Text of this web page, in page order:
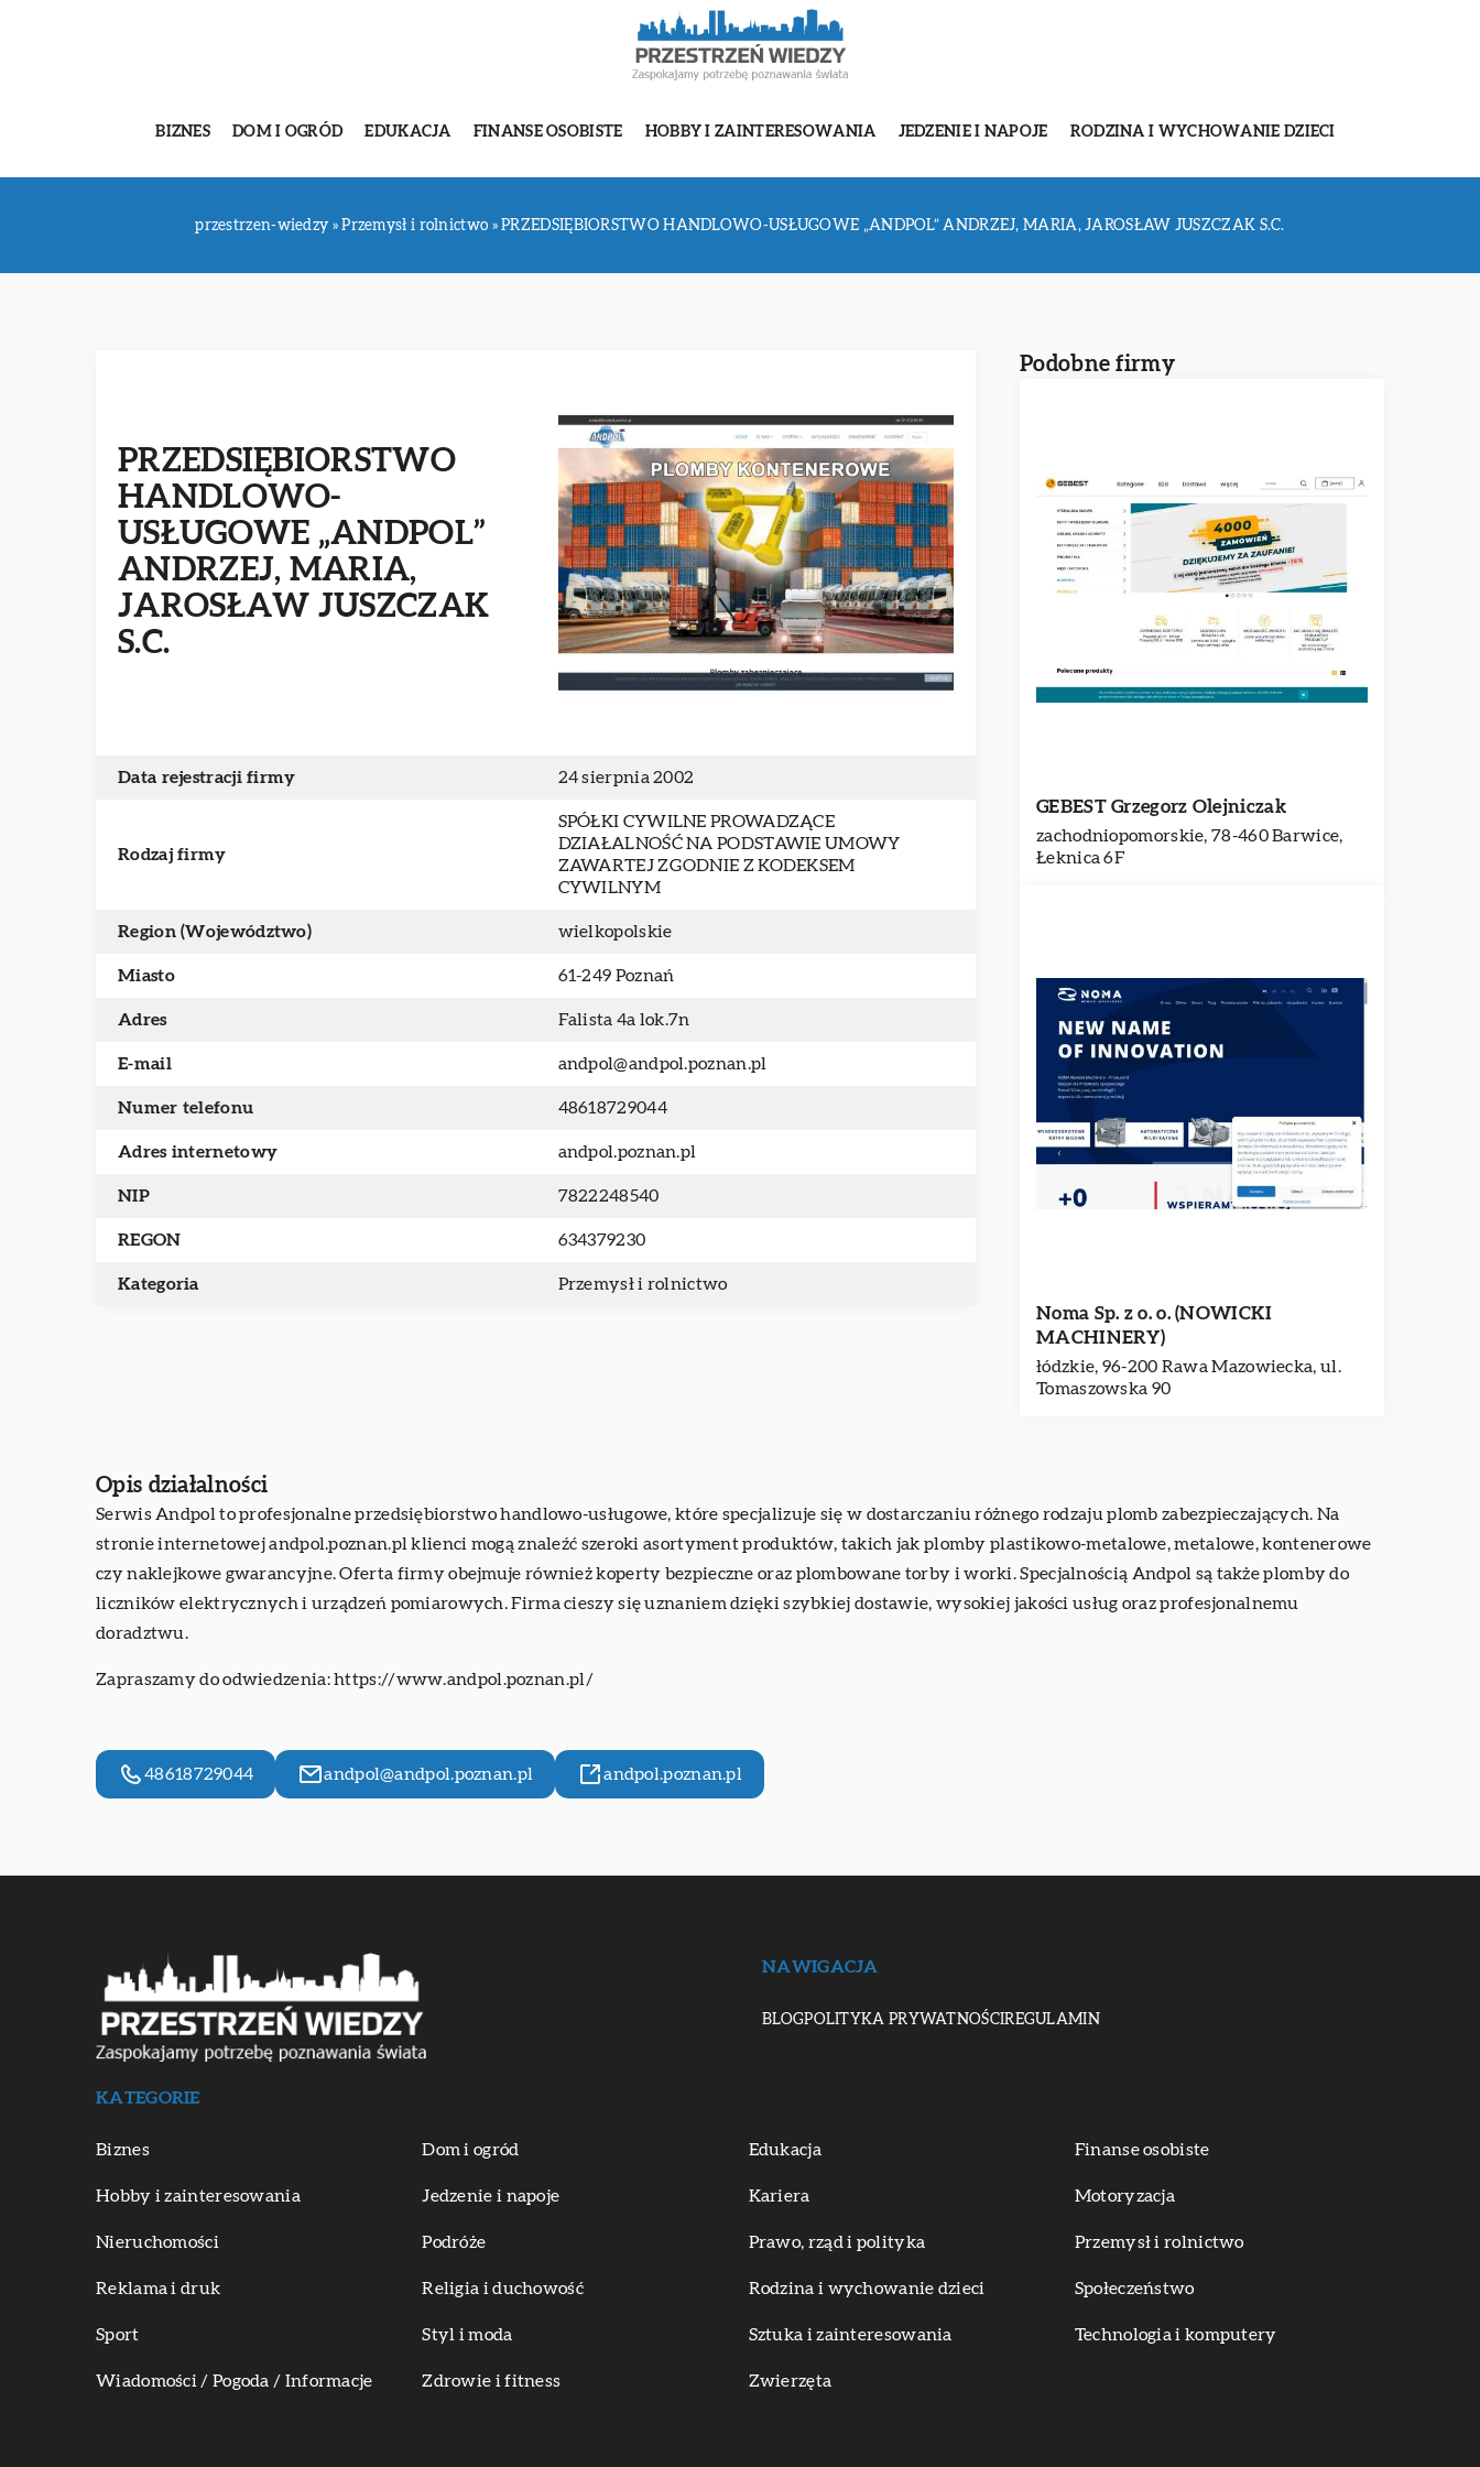
BIZNES DOM I OGRÓD EDUKACJA FINANSE OSOBISTE HOBBY I ZAINTERESOWANIA JEDZENIE I NAPOJE RODZINA I WYCHOWANIE DZIECI
przestrzen-wiedzy »Przemysł i rolnictwo »PRZEDSIĘBIORSTWO HANDLOWO-USŁUGOWE „ANDPOL” ANDRZEJ, MARIA, JAROSŁAW JUSZCZAK S.C.
PRZEDSIĘBIORSTWO
HANDLOWO-
USŁUGOWE „ANDPOL”
ANDRZEJ, MARIA,
JAROSŁAW JUSZCZAK
S.C.
Data rejestracji firmy 24 sierpnia 2002
Rodzaj firmy
SPÓŁKI CYWILNE PROWADZĄCE
DZIAŁALNOŚĆ NA PODSTAWIE UMOWY
ZAWARTEJ ZGODNIE Z KODEKSEM
CYWILNYM
Region (Województwo) wielkopolskie
Miasto 61-249 Poznań
Adres Falista 4a lok.7n
E-mail andpol@andpol.poznan.pl
Numer telefonu 48618729044
Adres internetowy andpol.poznan.pl
NIP 7822248540
REGON 634379230
Kategoria Przemysł i rolnictwo
Podobne firmy
GEBEST Grzegorz Olejniczak
zachodniopomorskie, 78-460 Barwice,
Łeknica 6F
Noma Sp. z o. o. (NOWICKI
MACHINERY)
łódzkie, 96-200 Rawa Mazowiecka, ul.
Tomaszowska 90
Opis działalności
Serwis Andpol to profesjonalne przedsiębiorstwo handlowo-usługowe, które specjalizuje się w dostarczaniu różnego rodzaju plomb zabezpieczających. Na
stronie internetowej andpol.poznan.pl klienci mogą znaleźć szeroki asortyment produktów, takich jak plomby plastikowo-metalowe, metalowe, kontenerowe
czy naklejkowe gwarancyjne. Oferta firmy obejmuje również koperty bezpieczne oraz plombowane torby i worki. Specjalnością Andpol są także plomby do
liczników elektrycznych i urządzeń pomiarowych. Firma cieszy się uznaniem dzięki szybkiej dostawie, wysokiej jakości usług oraz profesjonalnemu
doradztwu.
Zapraszamy do odwiedzenia:https://www.andpol.poznan.pl/
48618729044 andpol@andpol.poznan.pl andpol.poznan.pl
NAWIGACJA
BLOGPOLITYKA PRYWATNOŚCIREGULAMIN
KATEGORIE
Biznes Dom i ogród Edukacja Finanse osobiste
Hobby i zainteresowania Jedzenie i napoje Kariera Motoryzacja
Nieruchomości Podróże Prawo, rząd i polityka Przemysł i rolnictwo
Reklama i druk Religia i duchowość Rodzina i wychowanie dzieci Społeczeństwo
Sport Styl i moda Sztuka i zainteresowania Technologia i komputery
Wiadomości / Pogoda / Informacje Zdrowie i fitness Zwierzęta